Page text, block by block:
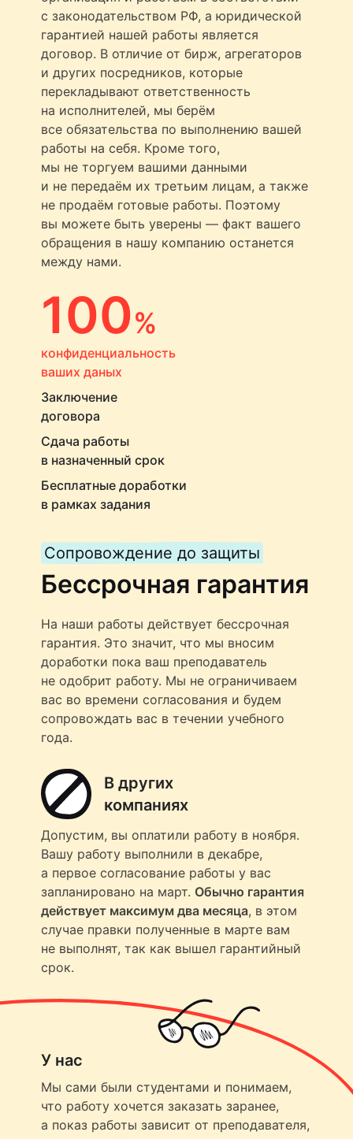
с законодательством РФ, а юридической
гарантией нашей работы является
договор. В отличие от бирж, агрегаторов
и других посредников, которые
перекладывают ответственность
на исполнителей, мы берём
все обязательства по выполнению вашей
работы на себя. Кроме того,
мы не торгуем вашими данными
и не передаём их третьим лицам, а также
не продаём готовые работы. Поэтому
вы можете быть уверены — факт вашего
обращения в нашу компанию останется
между нами.
100%
конфиденциальность
ваших даных
Заключение
договора
Сдача работы
в назначенный срок
Бесплатные доработки
в рамках задания
Сопровождение до защиты
Бессрочная гарантия
На наши работы действует бессрочная
гарантия. Это значит, что мы вносим
доработки пока ваш преподаватель
не одобрит работу. Мы не ограничиваем
вас во времени согласования и будем
сопровождать вас в течении учебного
года.
В других
компаниях
Допустим, вы оплатили работу в ноября.
Вашу работу выполнили в декабре,
а первое согласование работы у вас
запланировано на март. Обычно гарантия
действует максимум два месяца, в этом
случае правки полученные в марте вам
не выполнят, так как вышел гарантийный
срок.
У нас
Мы сами были студентами и понимаем,
что работу хочется заказать заранее,
а показ работы зависит от преподавателя,